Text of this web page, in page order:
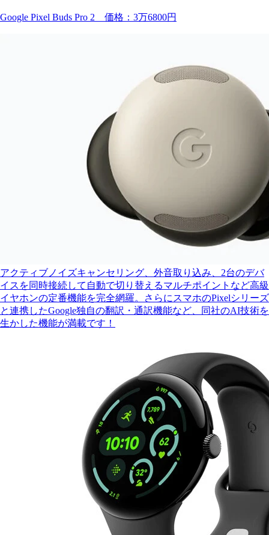
Google Pixel Buds Pro 2 価格：3万6800円
アクティブノイズキャンセリング、外音取り込み、2台のデバ
イスを同時接続して自動で切り替えるマルチポイントなど高級
イヤホンの定番機能を完全網羅。さらにスマホのPixelシリーズ
と連携したGoogle独自の翻訳・通訳機能など、同社のAI技術を
生かした機能が満載です！